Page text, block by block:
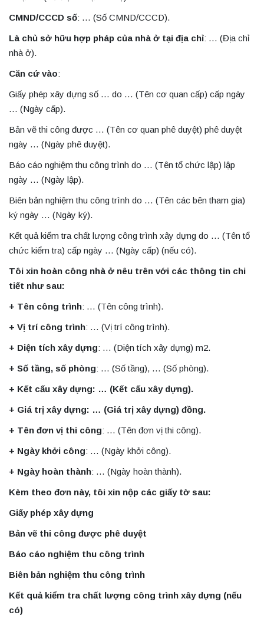
CMND/CCCD số: … (Số CMND/CCCD).
Là chủ sở hữu hợp pháp của nhà ở tại địa chỉ: … (Địa chỉ
nhà ở).
Căn cứ vào:
Giấy phép xây dựng số … do … (Tên cơ quan cấp) cấp ngày
… (Ngày cấp).
Bản vẽ thi công được … (Tên cơ quan phê duyệt) phê duyệt
ngày … (Ngày phê duyệt).
Báo cáo nghiệm thu công trình do … (Tên tổ chức lập) lập
ngày … (Ngày lập).
Biên bản nghiệm thu công trình do … (Tên các bên tham gia)
ký ngày … (Ngày ký).
Kết quả kiểm tra chất lượng công trình xây dựng do … (Tên tổ
chức kiểm tra) cấp ngày … (Ngày cấp) (nếu có).
Tôi xin hoàn công nhà ở nêu trên với các thông tin chi
tiết như sau:
+ Tên công trình: … (Tên công trình).
+ Vị trí công trình: … (Vị trí công trình).
+ Diện tích xây dựng: … (Diện tích xây dựng) m2.
+ Số tầng, số phòng: … (Số tầng), … (Số phòng).
+ Kết cấu xây dựng: … (Kết cấu xây dựng).
+ Giá trị xây dựng: … (Giá trị xây dựng) đồng.
+ Tên đơn vị thi công: … (Tên đơn vị thi công).
+ Ngày khởi công: … (Ngày khởi công).
+ Ngày hoàn thành: … (Ngày hoàn thành).
Kèm theo đơn này, tôi xin nộp các giấy tờ sau:
Giấy phép xây dựng
Bản vẽ thi công được phê duyệt
Báo cáo nghiệm thu công trình
Biên bản nghiệm thu công trình
Kết quả kiểm tra chất lượng công trình xây dựng (nếu
có)